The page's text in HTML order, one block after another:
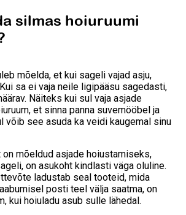
silmas hoiuruumi
mõelda, et kui sageli vajad asju,
sa ei vaja neile ligipääsu sagedasti,
Näiteks kui sul vaja asjade
et sinna panna suvemööbel ja
võib see asuda ka veidi kaugemal sinu
on mõeldud asjade hoiustamiseks,
on asukoht kindlasti väga oluline.
ladustab seal tooteid, mida
posti teel välja saatma, on
kui hoiuladu asub sulle lähedal.